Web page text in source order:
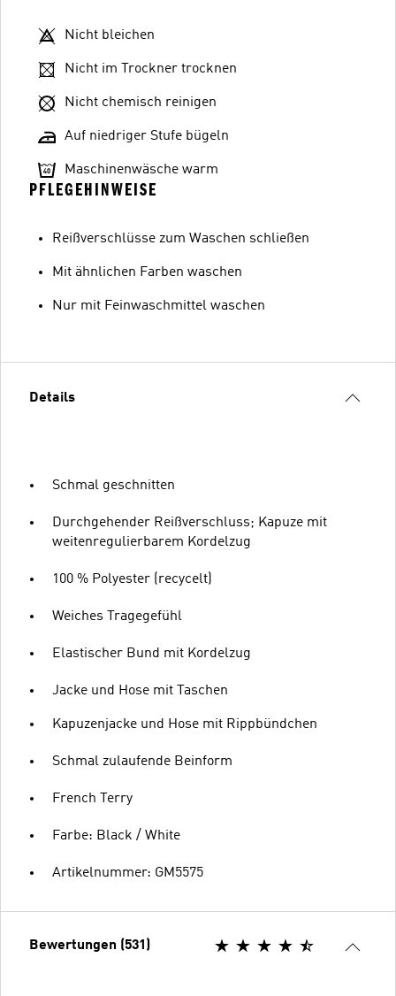
Nicht bleichen
Nicht im Trockner trocknen
Nicht chemisch reinigen
Auf niedriger Stufe bügeln
Maschinenwäsche warm
PFLEGEHINWEISE
Reißverschlüsse zum Waschen schließen
Mit ähnlichen Farben waschen
Nur mit Feinwaschmittel waschen
Details
Schmal geschnitten
Durchgehender Reißverschluss; Kapuze mit
weitenregulierbarem Kordelzug
100 % Polyester (recycelt)
Weiches Tragegefühl
Elastischer Bund mit Kordelzug
Jacke und Hose mit Taschen
Kapuzenjacke und Hose mit Rippbündchen
Schmal zulaufende Beinform
French Terry
Farbe: Black / White
Artikelnummer: GM5575
Bewertungen (531)